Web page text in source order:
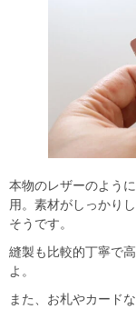
本物のレザーのよう
用。素材がしっかり
そうです。
縫製も比較的丁寧で
よ。
また、お札やカード